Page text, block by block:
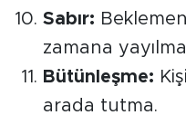
Sabır:
zamana
Bütünleşme:
arada tutma.
ALINTI
SOSYAL MEDYA